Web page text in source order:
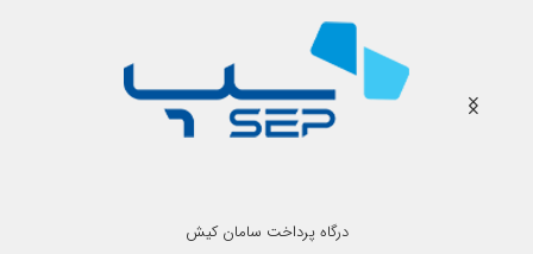
درگاه پرداخت سامان کیش